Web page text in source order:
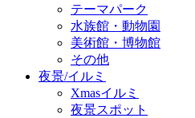
テーマパーク
水族館・動物園
美術館・博物館
その他
夜景/イルミ
Xmasイルミ
夜景スポット